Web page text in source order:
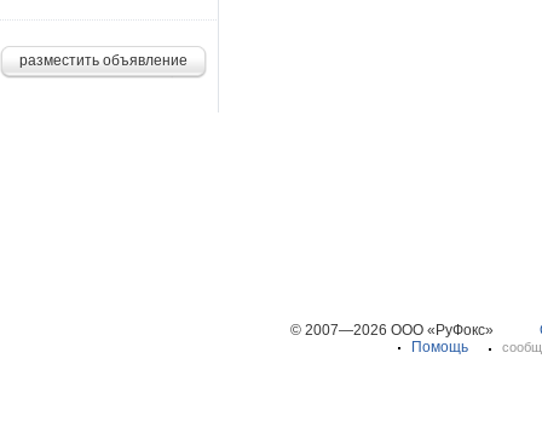
разместить объявление
© 2007—2026 ООО «РуФокс»
Помощь